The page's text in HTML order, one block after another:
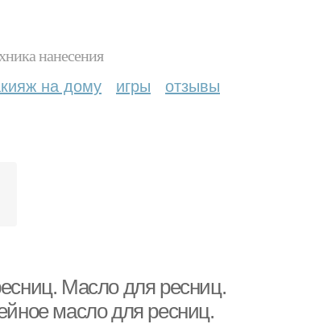
нанесения
на дому игры отзывы
Масло для ресниц.
масло для ресниц.